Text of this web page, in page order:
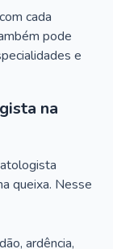
cada
pode
e
na
queixa. Nesse
ardência,